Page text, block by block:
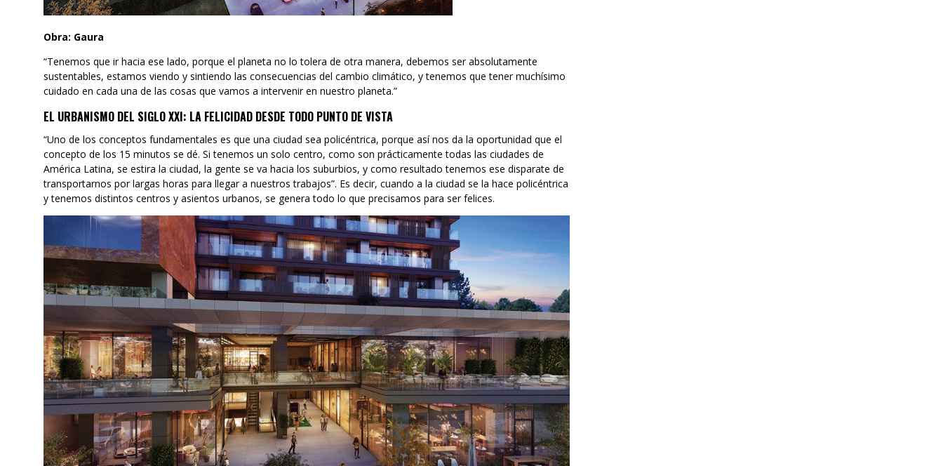
Obra: Gaura
“Tenemos que ir hacia ese lado, porque el planeta no lo tolera de otra manera, debemos ser absolutamente
sustentables, estamos viendo y sintiendo las consecuencias del cambio climático, y tenemos que tener muchísimo
cuidado en cada una de las cosas que vamos a intervenir en nuestro planeta.”
EL URBANISMO DEL SIGLO XXI: LA FELICIDAD DESDE TODO PUNTO DE VISTA
“Uno de los conceptos fundamentales es que una ciudad sea policéntrica, porque así nos da la oportunidad que el
concepto de los 15 minutos se dé. Si tenemos un solo centro, como son prácticamente todas las ciudades de
América Latina, se estira la ciudad, la gente se va hacia los suburbios, y como resultado tenemos ese disparate de
transportarnos por largas horas para llegar a nuestros trabajos”. Es decir, cuando a la ciudad se la hace policéntrica
y tenemos distintos centros y asientos urbanos, se genera todo lo que precisamos para ser felices.